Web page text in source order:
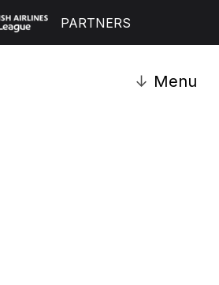
PARTNERS
↓ Menu